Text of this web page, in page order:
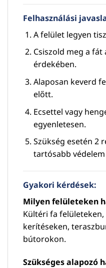
Felhasználási
A felület legyen
Csiszold meg a fát
érdekében.
Alaposan keverd
előtt.
Ecsettel vagy
egyenletesen.
Szükség esetén 2
tartósabb
Gyakori kérdések:
Milyen felületeken
Kültéri fa
kerítéseken,
bútorokon.
Szükséges alapozó